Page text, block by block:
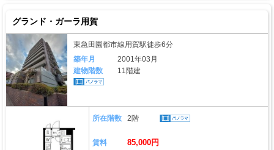
グランド・ガーラ用賀
東急田園都市線用賀駅徒歩6分
築年月
2001年03月
建物階数
11階建
所在階数 2階
賃料 85,000円